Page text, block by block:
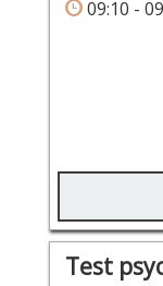
09:10 -
Test